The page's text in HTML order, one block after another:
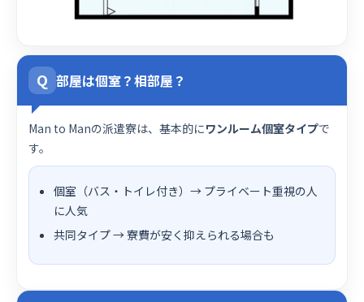
Q 部屋は個室？相部屋？
Man to Manの派遣寮は、基本的にワンルーム個室タイプで
す。
個室（バス・トイレ付き）→ プライベート重視の人
に人気
共同タイプ → 寮費が安く抑えられる場合も